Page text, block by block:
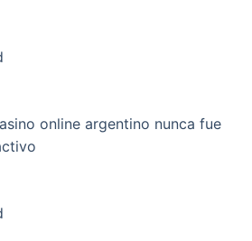
online argentino nunca fue